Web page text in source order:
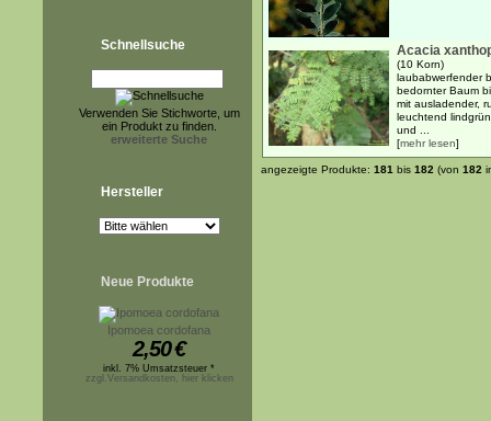
Schnellsuche
Verwenden Sie Stichworte, um
ein Produkt zu finden.
erweiterte Suche
Hersteller
Neue Produkte
Ipomoea cordofana
2,50€
inkl. 7% Umsatzsteuer *
zzgl.Versandkosten, hier klicken
Acacia
(10 Korn)
laubabwerfender
bedornter Baum
mit ausladender,
leuchtend
und ...
[mehr lesen]
angezeigte Produkte: 181 bis 182 (von 182